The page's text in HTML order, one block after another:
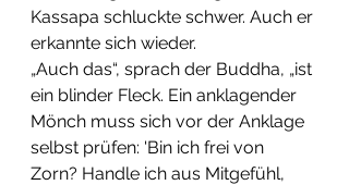
​Kassapa schluckte schwer. Auch er
erkannte sich wieder.
​„Auch das“, sprach der Buddha, „ist
ein blinder Fleck. Ein anklagender
Mönch muss sich vor der Anklage
selbst prüfen: 'Bin ich frei von
Zorn? Handle ich aus Mitgefühl,